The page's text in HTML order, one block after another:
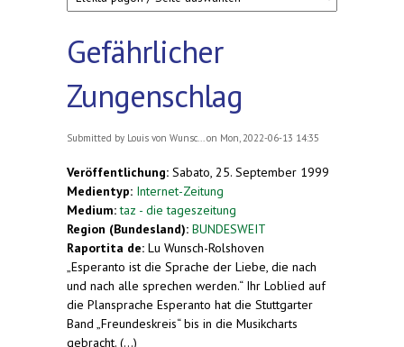
Gefährlicher
Zungenschlag
Submitted by Louis von Wunsc... on Mon, 2022-06-13 14:35
Veröffentlichung: Sabato, 25. September 1999
Medientyp: Internet-Zeitung
Medium:taz - die tageszeitung
Region (Bundesland): BUNDESWEIT
Raportita de: Lu Wunsch-Rolshoven
„Esperanto ist die Sprache der Liebe, die nach
und nach alle sprechen werden.“ Ihr Loblied auf
die Plansprache Esperanto hat die Stuttgarter
Band „Freundeskreis“ bis in die Musikcharts
gebracht. (...)